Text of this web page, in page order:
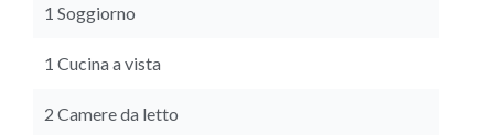
1 Soggiorno
1 Cucina a vista
2 Camere da letto